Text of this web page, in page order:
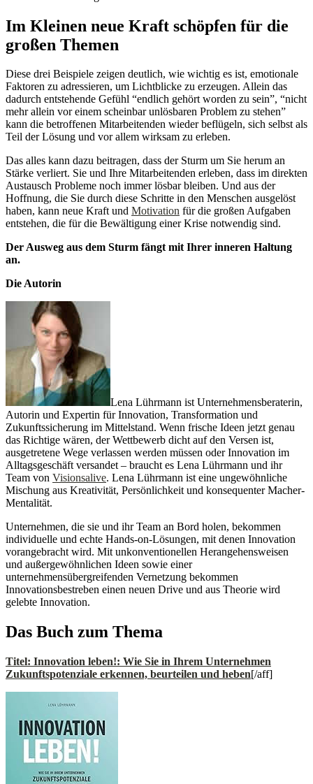
Im Kleinen neue Kraft schöpfen für die
großen Themen
Diese drei Beispiele zeigen deutlich, wie wichtig es ist, emotionale
Faktoren zu adressieren, um Lichtblicke zu erzeugen. Allein das
dadurch entstehende Gefühl “endlich gehört worden zu sein”, “nicht
mehr allein vor einem scheinbar unlösbaren Problem zu stehen”
kann die betroffenen Mitarbeitenden wieder beflügeln, sich selbst als
Teil der Lösung und vor allem wirksam zu erleben.
Das alles kann dazu beitragen, dass der Sturm um Sie herum an
Stärke verliert. Sie und Ihre Mitarbeitenden erleben, dass im direkten
Austausch Probleme noch immer lösbar bleiben. Und aus der
Hoffnung, die Sie durch diese Schritte in den Menschen ausgelöst
haben, kann neue Kraft und Motivation für die großen Aufgaben
entstehen, die für die Bewältigung einer Krise notwendig sind.
Der Ausweg aus dem Sturm fängt mit Ihrer inneren Haltung
an.
Die Autorin
Lena Lührmann ist Unternehmensberaterin,
Autorin und Expertin für Innovation, Transformation und
Zukunftssicherung im Mittelstand. Wenn frische Ideen jetzt genau
das Richtige wären, der Wettbewerb dicht auf den Versen ist,
ausgetretene Wege verlassen werden müssen oder Innovation im
Alltagsgeschäft versandet – braucht es Lena Lührmann und ihr
Team von Visionsalive. Lena Lührmann ist eine ungewöhnliche
Mischung aus Kreativität, Persönlichkeit und konsequenter Macher-
Mentalität.
Unternehmen, die sie und ihr Team an Bord holen, bekommen
individuelle und echte Hands-on-Lösungen, mit denen Innovation
vorangebracht wird. Mit unkonventionellen Herangehensweisen
und außergewöhnlichen Ideen sowie einer
unternehmensübergreifenden Vernetzung bekommen
Innovationsbestreben einen neuen Drive und aus Theorie wird
gelebte Innovation.
Das Buch zum Thema
Titel: Innovation leben!: Wie Sie in Ihrem Unternehmen
Zukunftspotenziale erkennen, beurteilen und heben[/aff]